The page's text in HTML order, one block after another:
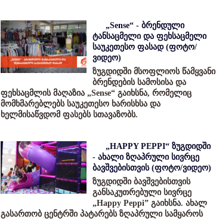
„Sense“ - ბრენდული
ტანსაცმელი და ფეხსაცმელი
საუკეთესო ფასად (ფოტო/
ვიდეო)
ზუგდიდში მსოფლიოს წამყვანი
ბრენდების სამოსისა და
ფეხსაცმლის მაღაზია „Sense“ გაიხსნა, რომელიც
მომხმარებლებს საუკეთესო ხარისხსა და
ხელმისაწვდომ ფასებს სთავაზობს.
„HAPPY PEPPI“ ზუგდიდში
- ახალი ზღაპრული სივრცე
ბავშვებისთვის (ფოტო/ვიდეო)
ზუგდიდში ბავშვებისთვის
განსაკუთრებული სივრცე
„Happy Peppi” გაიხსნა. ახალ
გასართობ ცენტრში პატარებს ზღაპრული სამყაროს